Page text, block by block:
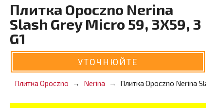
Плитка Opoczno Nerina
Slash Grey Micro 59, 3X59, 3
G1
УТОЧНЮЙТЕ
Плитка Opoczno Nerina Плитка Opoczno Nerina Slash